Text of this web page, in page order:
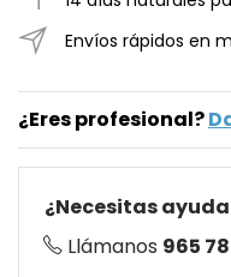
Envíos rápidos en
¿Eres profesional?
¿Necesitas
Llámanos 965